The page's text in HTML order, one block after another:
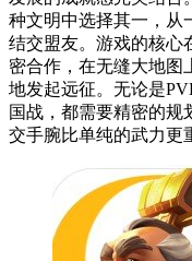
种文明中选择其一，从
结交盟友。游戏的核心
密合作，在无缝大地图
地发起远征。无论是
国战，都需要精密的规
交手腕比单纯的武力更